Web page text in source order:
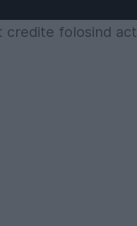
credite folosind